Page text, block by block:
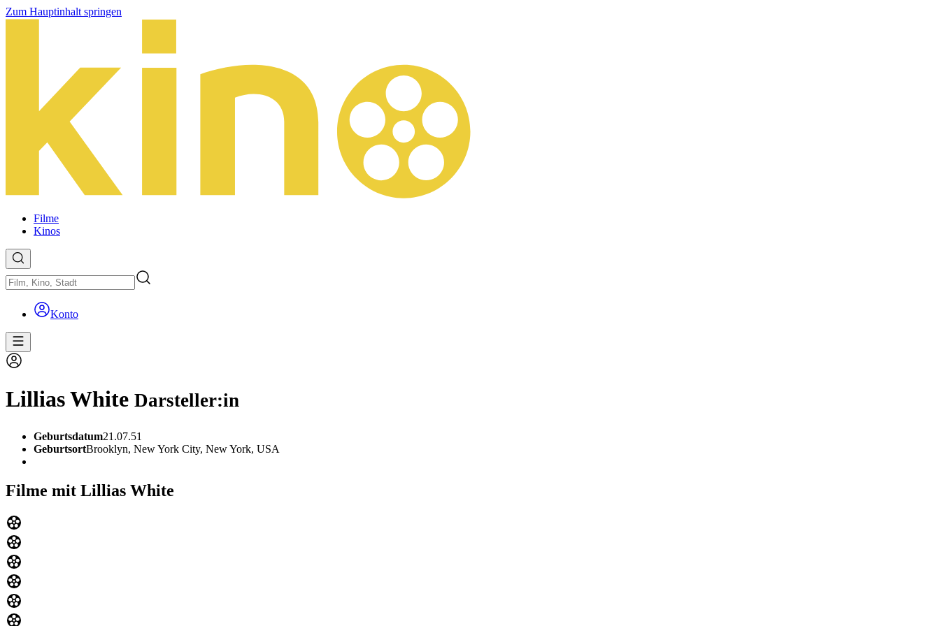
Zum Hauptinhalt springen
Filme
Kinos
Konto
Lillias White Darsteller:in
Geburtsdatum21.07.51
GeburtsortBrooklyn, New York City, New York, USA
Filme mit Lillias White